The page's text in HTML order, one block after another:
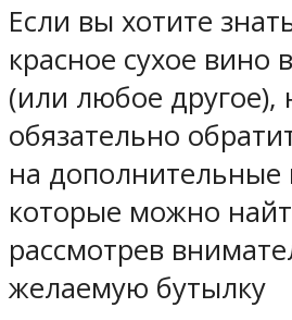
Если вы хотите
красное сухое вино
(или любое другое),
обязательно
на
которые можно
рассмотрев
желаемую бутылку